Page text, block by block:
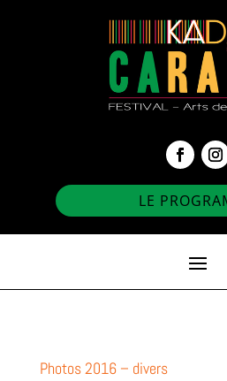
LE
Photos 2016 – divers